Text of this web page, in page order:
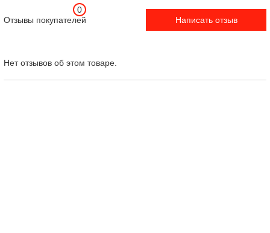
Отзывы покупателей
0
Написать отзыв
Нет отзывов об этом товаре.